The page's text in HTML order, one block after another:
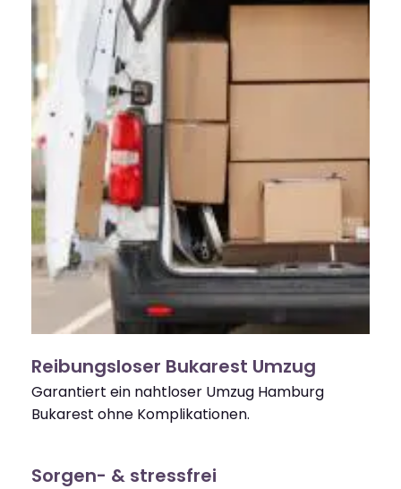
Reibungsloser Bukarest Umzug
Garantiert ein nahtloser Umzug Hamburg
Bukarest ohne Komplikationen.
Sorgen- & stressfrei